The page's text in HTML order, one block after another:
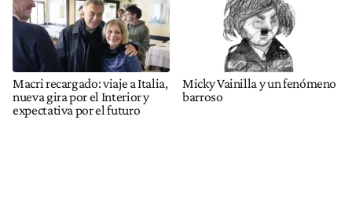
Macri recargado: viaje a Italia,
nueva gira por el Interior y
expectativa por el futuro
Micky Vainilla y un fenómeno
barroso